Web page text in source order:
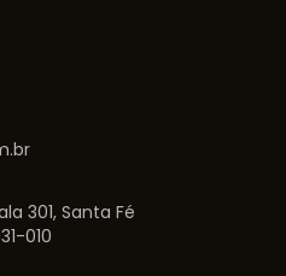
301, Santa Fé
010